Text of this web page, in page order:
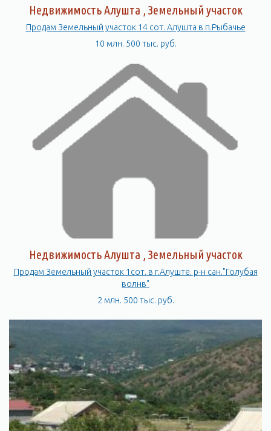
Недвижимость Алушта , Земельный участок
Продам Земельный участок 14 сот. Алушта в п.Рыбачье
10 млн. 500 тыс. руб.
Недвижимость Алушта , Земельный участок
Продам Земельный участок 1сот. в г.Алуште. р-н сан."Голубая
волнв"
2 млн. 500 тыс. руб.